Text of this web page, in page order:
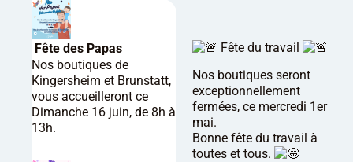
Fête des Papas
Nos boutiques de
Kingersheim et Brunstatt,
vous accueilleront ce
Dimanche 16 juin, de 8h à
13h.
Fête du travail
Nos boutiques seront
exceptionnellement
fermées, ce mercredi 1er
mai.
Bonne fête du travail à
toutes et tous.